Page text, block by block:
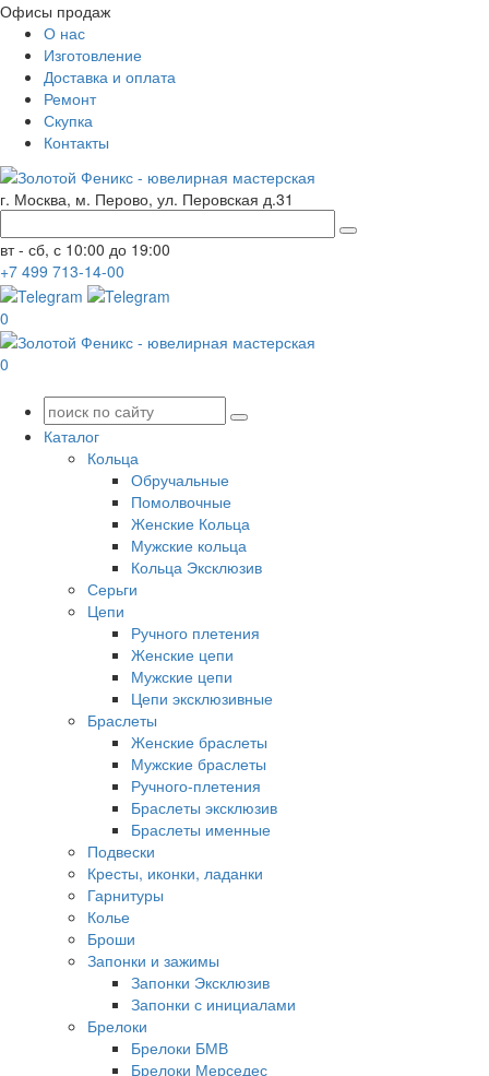
Офисы продаж
О нас
Изготовление
Доставка и оплата
Ремонт
Скупка
Контакты
г. Москва, м. Перово, ул. Перовская д.31
вт - сб, с 10:00 до 19:00
+7 499 713-14-00
0
0
Каталог
Кольца
Обручальные
Помолвочные
Женские Кольца
Мужские кольца
Кольца Эксклюзив
Серьги
Цепи
Ручного плетения
Женские цепи
Мужские цепи
Цепи эксклюзивные
Браслеты
Женские браслеты
Мужские браслеты
Ручного-плетения
Браслеты эксклюзив
Браслеты именные
Подвески
Кресты, иконки, ладанки
Гарнитуры
Колье
Броши
Запонки и зажимы
Запонки Эксклюзив
Запонки с инициалами
Брелоки
Брелоки БМВ
Брелоки Мерседес